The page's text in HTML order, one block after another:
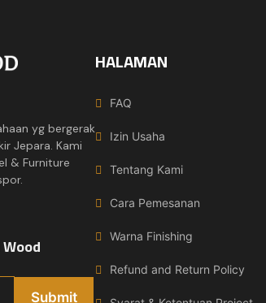
yg bergerak
Jepara. Kami
& Furniture
HALAMAN
FAQ
Izin Usaha
Tentang Kami
Cara Pemesanan
Warna Finishing
Refund and Return Policy